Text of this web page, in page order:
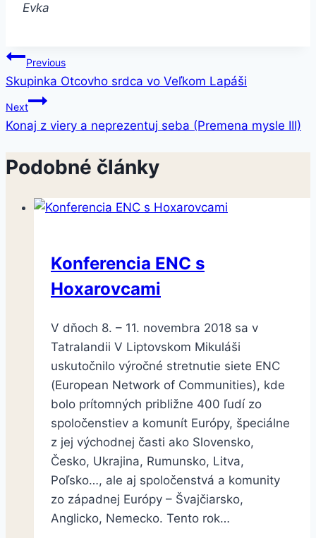
Evka
Navigácia
v
článku
Previous
Skupinka Otcovho srdca vo Veľkom Lapáši
Next
Konaj z viery a neprezentuj seba (Premena mysle III)
Podobné články
Konferencia ENC s
Hoxarovcami
V dňoch 8. – 11. novembra 2018 sa v
Tatralandii V Liptovskom Mikuláši
uskutočnilo výročné stretnutie siete ENC
(European Network of Communities), kde
bolo prítomných približne 400 ľudí zo
spoločenstiev a komunít Európy, špeciálne
z jej východnej časti ako Slovensko,
Česko, Ukrajina, Rumunsko, Litva,
Poľsko…, ale aj spoločenstvá a komunity
zo západnej Európy – Švajčiarsko,
Anglicko, Nemecko. Tento rok…